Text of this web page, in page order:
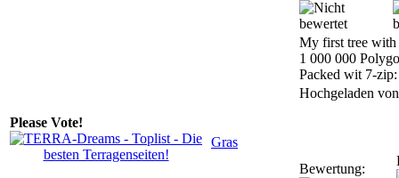
Please Vote!
My first tree
1 000 000
Packed wit 7-
Hochgeladen
Gras
Bewertung: